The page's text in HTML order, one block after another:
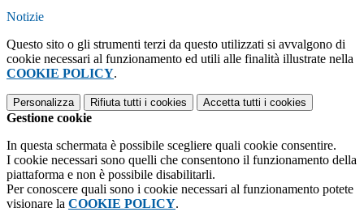
Notizie
Questo sito o gli strumenti terzi da questo utilizzati si avvalgono di
cookie necessari al funzionamento ed utili alle finalità illustrate nella
COOKIE POLICY.
Personalizza Rifiuta tutti i cookies Accetta tutti i cookies
Gestione cookie
In questa schermata è possibile scegliere quali cookie consentire.
I cookie necessari sono quelli che consentono il funzionamento della
piattaforma e non è possibile disabilitarli.
Per conoscere quali sono i cookie necessari al funzionamento potete
visionare la COOKIE POLICY.